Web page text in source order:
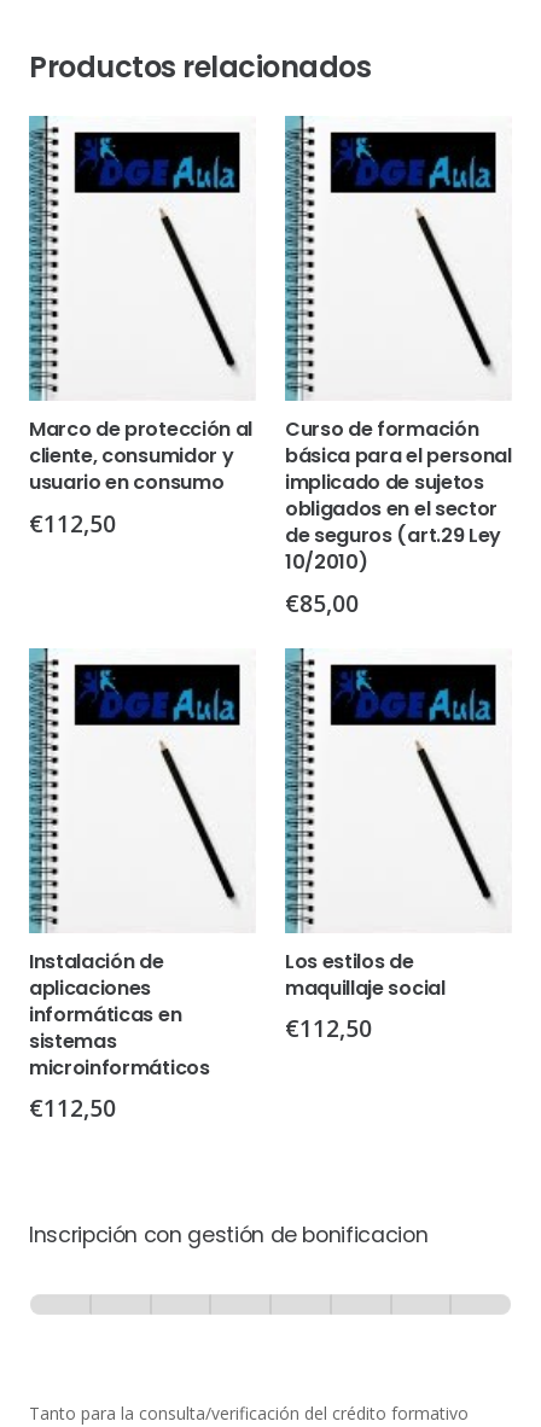
Productos relacionados
Marco de protección al
cliente, consumidor y
usuario en consumo
€112,50
Curso de formación
básica para el personal
implicado de sujetos
obligados en el sector
de seguros (art.29 Ley
10/2010)
€85,00
Instalación de
aplicaciones
informáticas en
sistemas
microinformáticos
€112,50
Los estilos de
maquillaje social
€112,50
Inscripción con gestión de bonificacion
-
de
Tanto para la consulta/verificación del crédito formativo